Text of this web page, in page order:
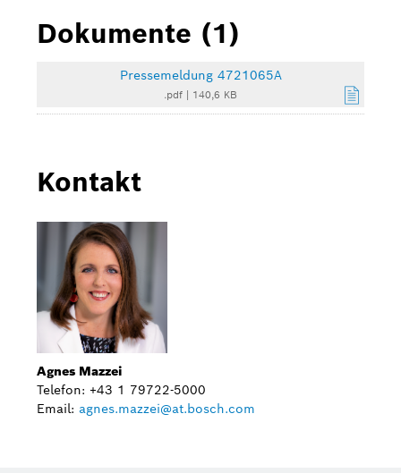
Dokumente (1)
Pressemeldung 4721065A
.pdf 140,6 KB
Kontakt
Agnes Mazzei
Telefon: +43 1 79722-5000
Email: agnes.mazzei@at.bosch.com